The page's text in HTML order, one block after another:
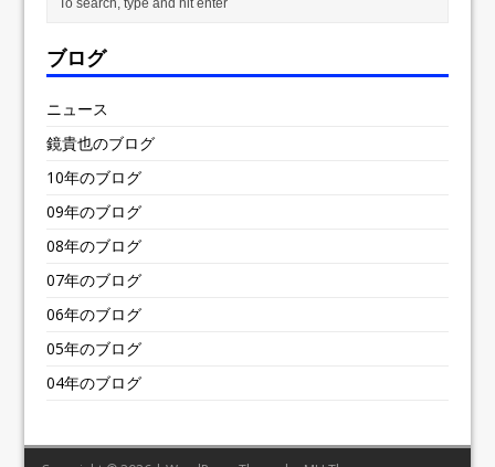
ブログ
ニュース
鏡貴也のブログ
10年のブログ
09年のブログ
08年のブログ
07年のブログ
06年のブログ
05年のブログ
04年のブログ